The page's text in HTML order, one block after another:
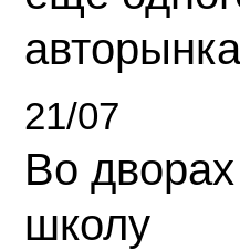
авторынка
21/07
Во
школу